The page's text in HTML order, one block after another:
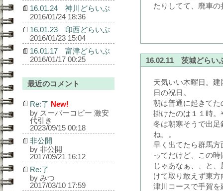
たりしてて、廃車
16.02.11 茨城どらい
天気いい木曜日。建
日の祝日。
朝は普通に起きてた
掛けたのは１１時。
冬は朝寒そうで出足
ね。。
早く出てたら群馬方
ってだけど、この時
じゃあなぁ、、と、
けて取り敢えず東方
津川コースで手賀を
16.01.24 神川どらいぶ
2016/01/24 18:36
16.01.23 印西どらいぶ
2016/01/23 15:04
16.01.17 富津どらいぶ
2016/01/17 00:25
最近のコメント
Re:了 New!
by スーパーコピー 激安
代引き
2023/09/15 00:18
非公開
by 非公開
2017/09/21 16:12
Re:了
by みつ
2017/03/10 17:59